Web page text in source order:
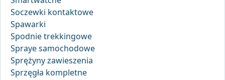
Soczewki kontaktowe
Spawarki
Spodnie trekkingowe
Spraye samochodowe
Sprężyny zawieszenia
Sprzęgła kompletne